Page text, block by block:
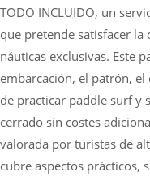
TODO INCLUIDO, un
que pretende satisfacer la
náuticas exclusivas. Este
embarcación, el patrón,
de practicar paddle surf y
cerrado sin costes
valorada por turistas de
cubre aspectos prácticos,